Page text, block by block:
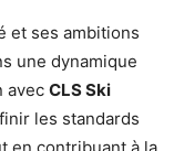
et ses ambitions
une dynamique
avec CLS Ski
les standards